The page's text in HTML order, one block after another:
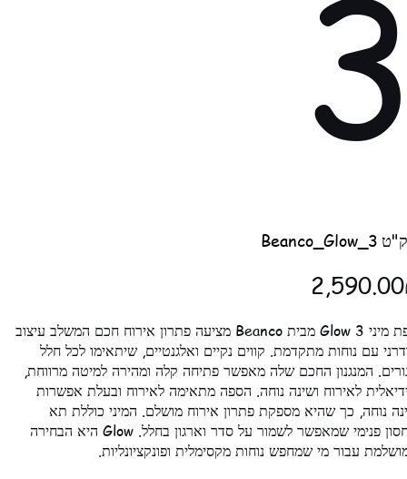
Beanco_Glow_3
Beanco_Glow_3
ספת מיני Glow 3 מבית Beanco מציעה פתרון אירוח חכם המשלב עיצוב
עם נוחות מתקדמת. קווים נקיים ואלגנטיים, שיתאימו לכל חלל
המנגנון החכם שלה מאפשר פתיחה קלה ומהירה למיטה מרווחת,
לאירוח ושינה נוחה. הספה מתאימה לאירוח ובעלת אפשרות
נוחה, כך שהיא מספקת פתרון אירוח מושלם. המיני כוללת תא
אחסון פנימי שמאפשר לשמור על סדר וארגון בחלל. Glow היא הבחירה
עבור מי שמחפש נוחות מקסימלית ופונקציונליות.